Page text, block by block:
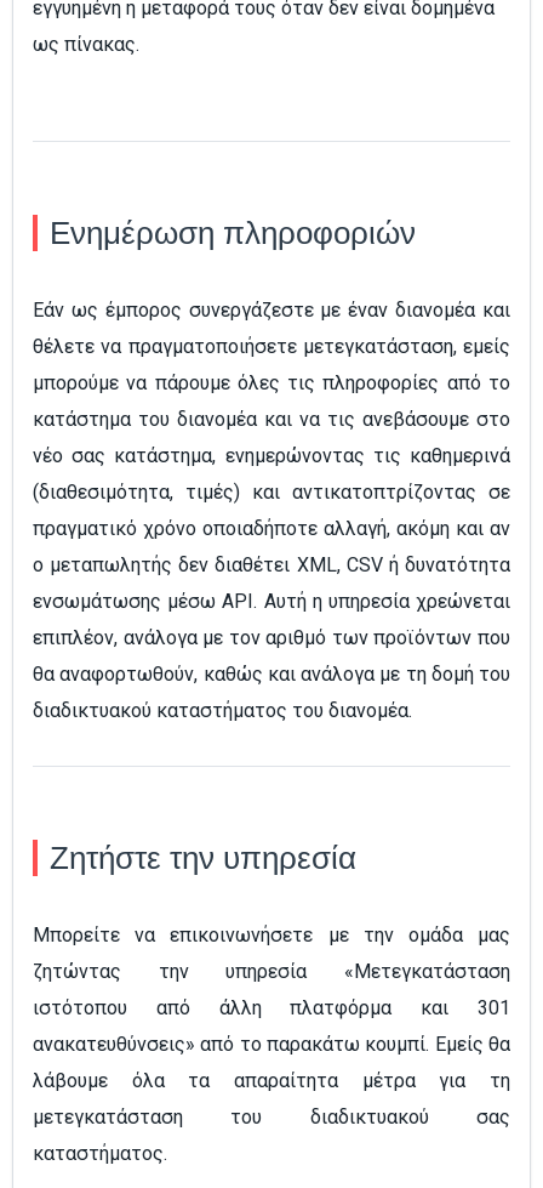
εγγυημένη η μεταφορά τους όταν δεν είναι δομημένα
ως πίνακας.
Ενημέρωση πληροφοριών
Εάν ως έμπορος συνεργάζεστε με έναν διανομέα και
θέλετε να πραγματοποιήσετε μετεγκατάσταση, εμείς
μπορούμε να πάρουμε όλες τις πληροφορίες από το
κατάστημα του διανομέα και να τις ανεβάσουμε στο
νέο σας κατάστημα, ενημερώνοντας τις καθημερινά
(διαθεσιμότητα, τιμές) και αντικατοπτρίζοντας σε
πραγματικό χρόνο οποιαδήποτε αλλαγή, ακόμη και αν
ο μεταπωλητής δεν διαθέτει XML, CSV ή δυνατότητα
ενσωμάτωσης μέσω API. Αυτή η υπηρεσία χρεώνεται
επιπλέον, ανάλογα με τον αριθμό των προϊόντων που
θα αναφορτωθούν, καθώς και ανάλογα με τη δομή του
διαδικτυακού καταστήματος του διανομέα.
Ζητήστε την υπηρεσία
Μπορείτε να επικοινωνήσετε με την ομάδα μας
ζητώντας την υπηρεσία «Μετεγκατάσταση
ιστότοπου από άλλη πλατφόρμα και 301
ανακατευθύνσεις» από το παρακάτω κουμπί. Εμείς θα
λάβουμε όλα τα απαραίτητα μέτρα για τη
μετεγκατάσταση του διαδικτυακού σας
καταστήματος.